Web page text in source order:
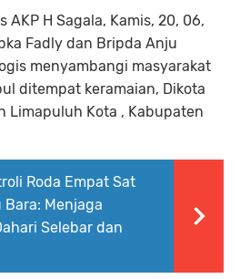
AKP H Sagala, Kamis, 20, 06,
Fadly dan Bripda Anju
menyambangi masyarakat
ditempat keramaian, Dikota
Limapuluh Kota , Kabupaten
Roda Empat Sat
Menjaga
Selebar dan